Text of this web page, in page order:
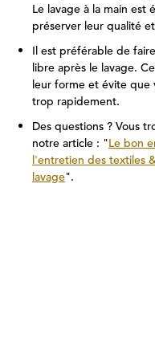
Le lavage à la main
préserver leur qualité
Il est préférable de
libre après le lavage.
leur forme et évite que
trop rapidement.
Des questions ? Vous
notre article : "Le bon
l'entretien des textiles
lavage".